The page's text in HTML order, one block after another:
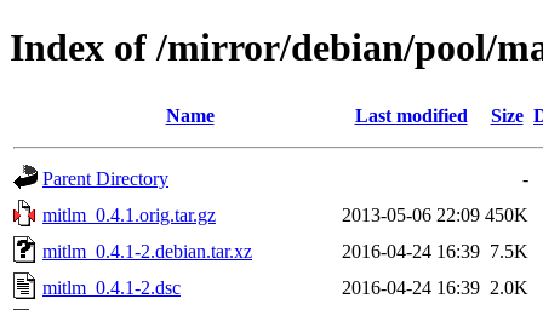
Index of /mirror/debian/pool/
Name Last modified Size
Parent Directory
-
mitlm_0.4.1.orig.tar.gz
2013-05-06 22:09 450K
mitlm_0.4.1-2.debian.tar.xz
2016-04-24 16:39 7.5K
mitlm_0.4.1-2.dsc
2016-04-24 16:39 2.0K